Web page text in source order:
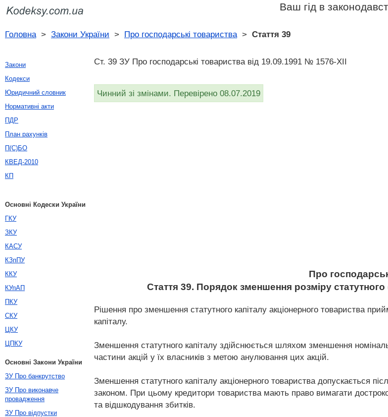
Ваш гід в
Головна> Закони України > Про господарські товариства> Стаття 39
Ст. 39 ЗУ Про господарські товариства вiд 19.09.1991 № 1576-XII
Чинний зі змінами. Перевірено 08.07.2019
Про
Стаття 39. Порядок зменшення розміру
Рішення про зменшення статутного капіталу акціонерного товариства
капіталу.
Зменшення статутного капіталу здійснюється шляхом зменшення
частини акцій у їх власників з метою анулювання цих акцій.
Зменшення статутного капіталу акціонерного товариства допускається
законом. При цьому кредитори товариства мають право вимагати
та відшкодування збитків.
Закони
Кодекси
Юридичний словник
Нормативні акти
ПДР
План рахунків
П(С)БО
КВЕД-2010
КП
Основні Кодески України
ГКУ
ЗКУ
КАСУ
КЗпПУ
ККУ
КУпАП
ПКУ
СКУ
ЦКУ
ЦПКУ
Основні Закони України
ЗУ Про банкрутство
ЗУ Про виконавче
провадження
ЗУ Про відпустки